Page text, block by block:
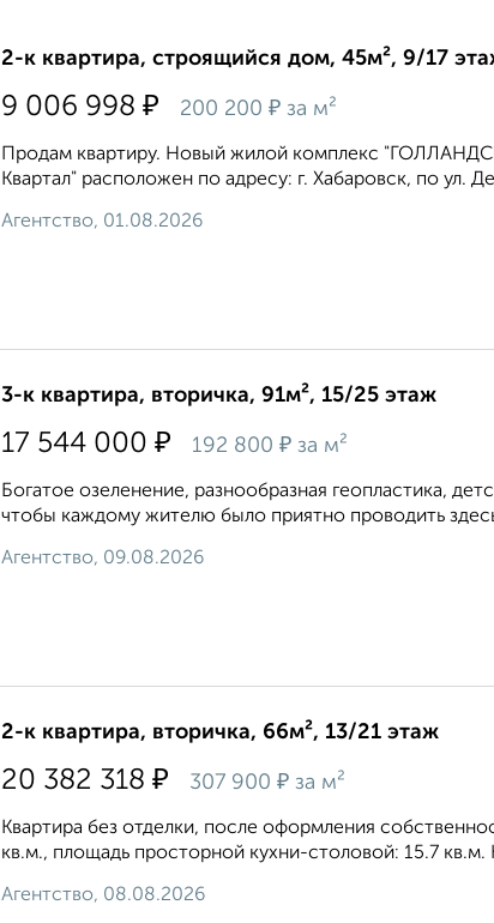
2-к квартира, строящийся дом, 45м², 9/17
9 006 998 ₽ 200 200 ₽ за м²
Продам квартиру. Новый жилой комплекс
Квартал" расположен по адресу: г. Хабаровск, по ул.
Агентство, 01.08.2026
3-к квартира, вторичка, 91м², 15/25 этаж
17 544 000 ₽ 192 800 ₽ за м²
Богатое озеленение, разнообразная геопластика,
чтобы каждому жителю было приятно проводить
Агентство, 09.08.2026
2-к квартира, вторичка, 66м², 13/21 этаж
20 382 318 ₽ 307 900 ₽ за м²
Квартира без отделки, после оформления
кв.м., площадь просторной кухни-столовой: 15.7
Агентство, 08.08.2026